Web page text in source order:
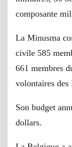
composante
La Minusma
civile 585
661 membres
volontaires des
Son budget
dollars.